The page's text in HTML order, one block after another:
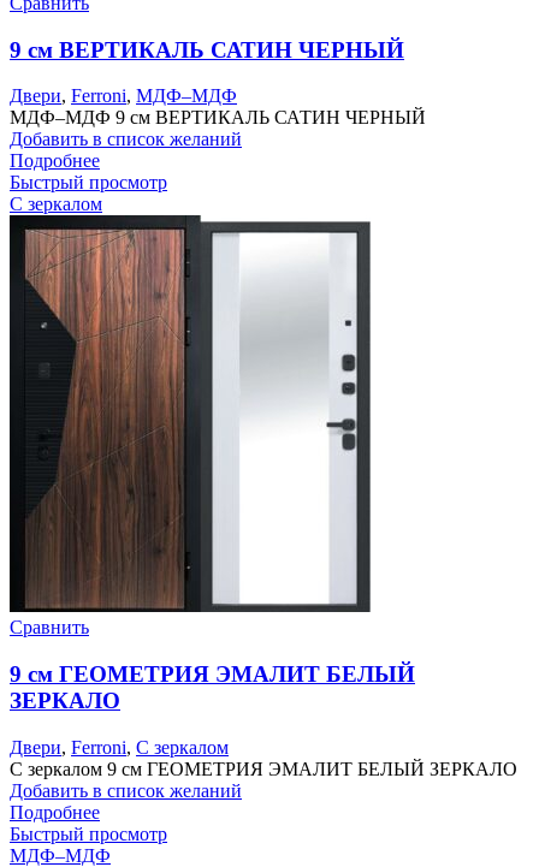
9 см ВЕРТИКАЛЬ САТИН ЧЕРНЫЙ
Двери, Ferroni, МДФ–МДФ
МДФ–МДФ 9 см ВЕРТИКАЛЬ САТИН ЧЕРНЫЙ
Добавить в список желаний
Подробнее
Быстрый просмотр
С зеркалом
Сравнить
9 см ГЕОМЕТРИЯ ЭМАЛИТ БЕЛЫЙ
ЗЕРКАЛО
Двери, Ferroni, С зеркалом
С зеркалом 9 см ГЕОМЕТРИЯ ЭМАЛИТ БЕЛЫЙ ЗЕРКАЛО
Добавить в список желаний
Подробнее
Быстрый просмотр
МДФ–МДФ